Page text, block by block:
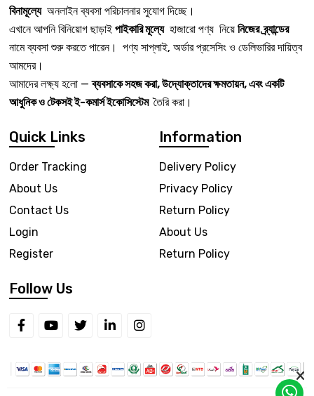
বিনামূল্যেঅনলাইন ব্যবসা পরিচালনার সুযোগ দিচ্ছে।
এখানে আপনি বিনিয়োগ ছাড়াই পাইকারি মূল্যেহাজারো পণ্য নিয়ে নিজের ব্র্যান্ডের
নামে ব্যবসা শুরু করতে পারেন। পণ্য সাপ্লাই, অর্ডার প্রসেসিং ও ডেলিভারির দায়িত্ব
আমদের।
আমাদের লক্ষ্য হলো —ব্যবসাকে সহজ করা, উদ্যোক্তাদের ক্ষমতায়ন, এবং একটি
আধুনিক ও টেকসই ই-কমার্স ইকোসিস্টেম তৈরি করা।
Quick Links
Order Tracking
About Us
Contact Us
Login
Register
Information
Delivery Policy
Privacy Policy
Return Policy
About Us
Return Policy
Follow Us